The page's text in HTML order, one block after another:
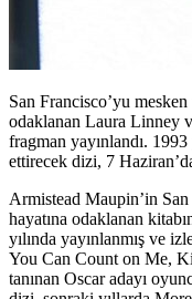
San Francisco’yu
odaklanan Laura Linney
fragman yayınlandı.
ettirecek dizi, 7
Armistead Maupin’in
hayatına odaklanan
yılında yayınlanmış ve
You Can Count on Me,
tanınan Oscar adayı